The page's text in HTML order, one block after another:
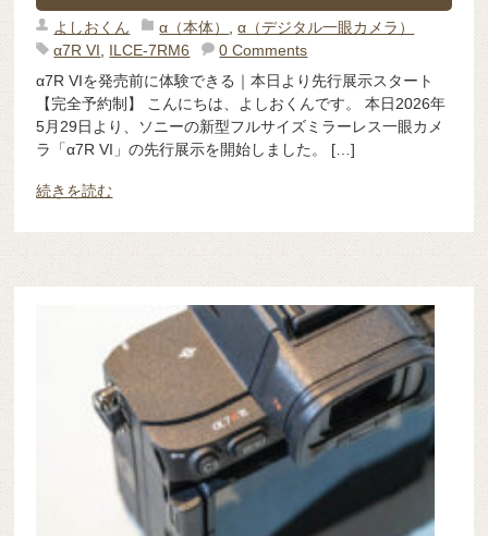
よしおくん α（本体） ,α（デジタル一眼カメラ）
α7R VI
ILCE-7RM6
0 Comments
α7R VIを発売前に体験できる｜本日より先行展示スタート
【完全予約制】 こんにちは、よしおくんです。 本日2026年
5月29日より、ソニーの新型フルサイズミラーレス一眼カメ
ラ「α7R VI」の先行展示を開始しました。 […]
続きを読む